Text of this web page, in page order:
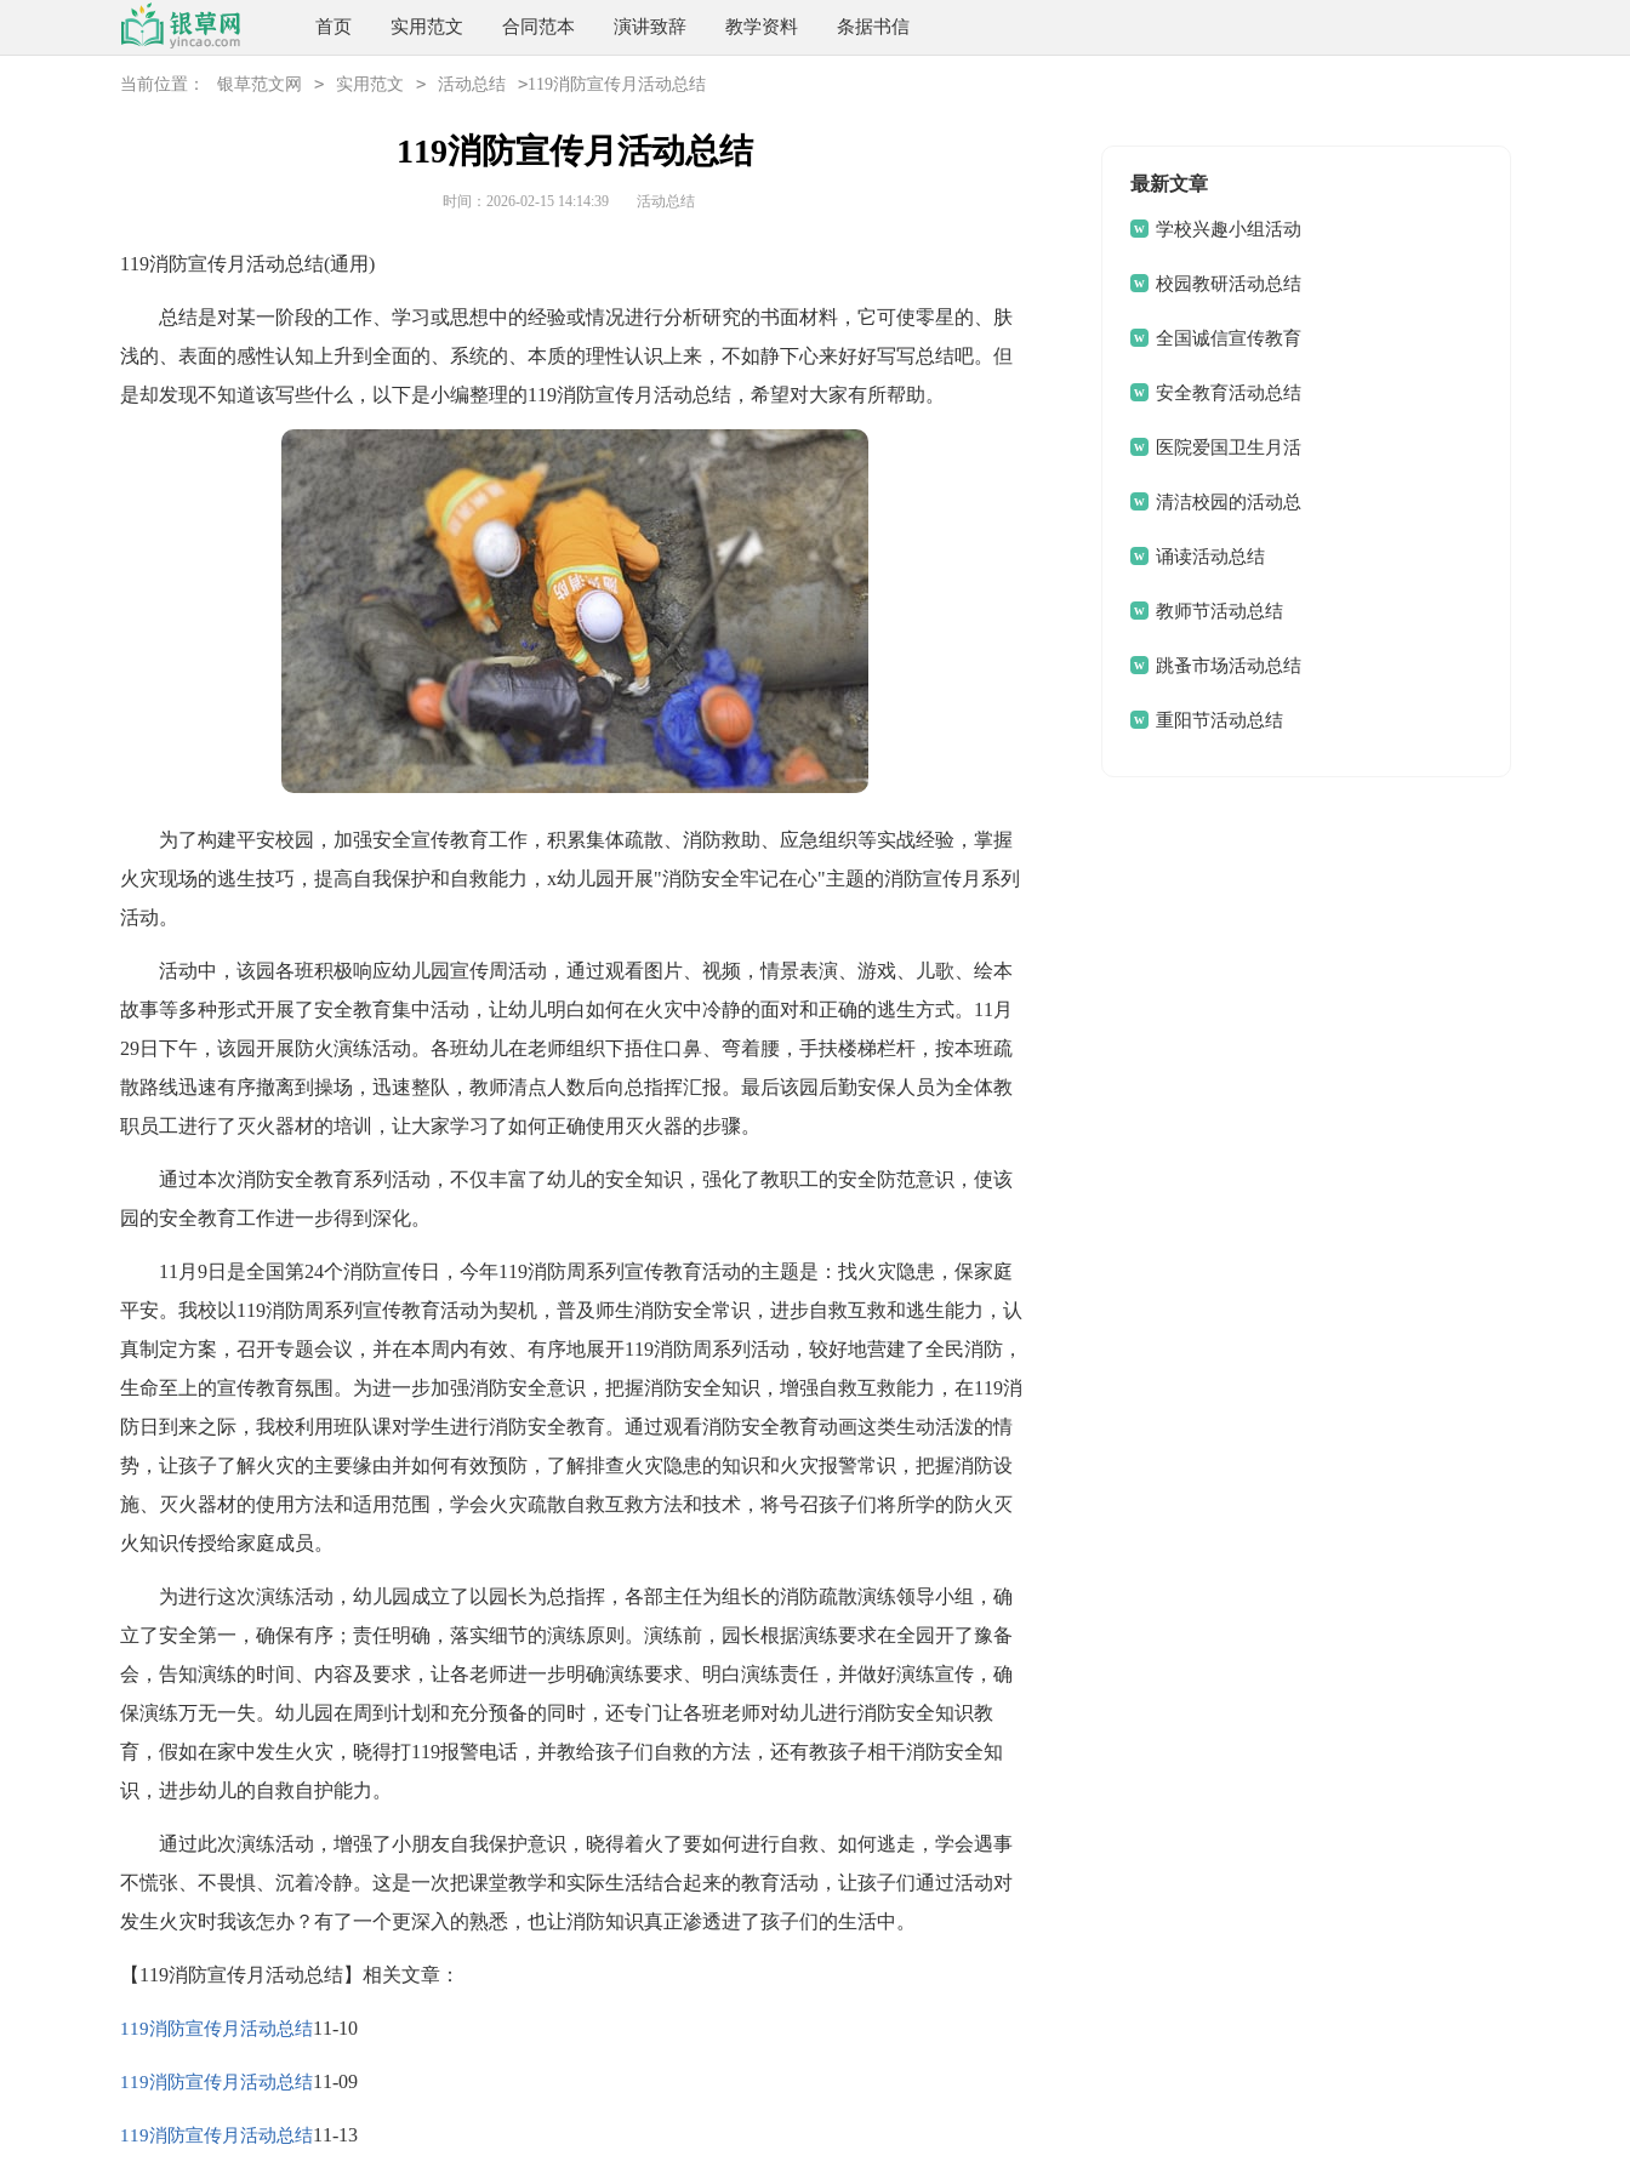
首页 实用范文 合同范本 演讲致辞 教学资料 条据书信
当前位置： 银草范文网 > 实用范文 > 活动总结 >119消防宣传月活动总结
119消防宣传月活动总结
时间：2026-02-15 14:14:39 活动总结
119消防宣传月活动总结(通用)
总结是对某一阶段的工作、学习或思想中的经验或情况进行分析研究的书面材料，它可使零星的、肤
浅的、表面的感性认知上升到全面的、系统的、本质的理性认识上来，不如静下心来好好写写总结吧。但
是却发现不知道该写些什么，以下是小编整理的119消防宣传月活动总结，希望对大家有所帮助。
为了构建平安校园，加强安全宣传教育工作，积累集体疏散、消防救助、应急组织等实战经验，掌握
火灾现场的逃生技巧，提高自我保护和自救能力，x幼儿园开展"消防安全牢记在心"主题的消防宣传月系列
活动。
活动中，该园各班积极响应幼儿园宣传周活动，通过观看图片、视频，情景表演、游戏、儿歌、绘本
故事等多种形式开展了安全教育集中活动，让幼儿明白如何在火灾中冷静的面对和正确的逃生方式。11月
29日下午，该园开展防火演练活动。各班幼儿在老师组织下捂住口鼻、弯着腰，手扶楼梯栏杆，按本班疏
散路线迅速有序撤离到操场，迅速整队，教师清点人数后向总指挥汇报。最后该园后勤安保人员为全体教
职员工进行了灭火器材的培训，让大家学习了如何正确使用灭火器的步骤。
通过本次消防安全教育系列活动，不仅丰富了幼儿的安全知识，强化了教职工的安全防范意识，使该
园的安全教育工作进一步得到深化。
11月9日是全国第24个消防宣传日，今年119消防周系列宣传教育活动的主题是：找火灾隐患，保家庭
平安。我校以119消防周系列宣传教育活动为契机，普及师生消防安全常识，进步自救互救和逃生能力，认
真制定方案，召开专题会议，并在本周内有效、有序地展开119消防周系列活动，较好地营建了全民消防，
生命至上的宣传教育氛围。为进一步加强消防安全意识，把握消防安全知识，增强自救互救能力，在119消
防日到来之际，我校利用班队课对学生进行消防安全教育。通过观看消防安全教育动画这类生动活泼的情
势，让孩子了解火灾的主要缘由并如何有效预防，了解排查火灾隐患的知识和火灾报警常识，把握消防设
施、灭火器材的使用方法和适用范围，学会火灾疏散自救互救方法和技术，将号召孩子们将所学的防火灭
火知识传授给家庭成员。
为进行这次演练活动，幼儿园成立了以园长为总指挥，各部主任为组长的消防疏散演练领导小组，确
立了安全第一，确保有序；责任明确，落实细节的演练原则。演练前，园长根据演练要求在全园开了豫备
会，告知演练的时间、内容及要求，让各老师进一步明确演练要求、明白演练责任，并做好演练宣传，确
保演练万无一失。幼儿园在周到计划和充分预备的同时，还专门让各班老师对幼儿进行消防安全知识教
育，假如在家中发生火灾，晓得打119报警电话，并教给孩子们自救的方法，还有教孩子相干消防安全知
识，进步幼儿的自救自护能力。
通过此次演练活动，增强了小朋友自我保护意识，晓得着火了要如何进行自救、如何逃走，学会遇事
不慌张、不畏惧、沉着冷静。这是一次把课堂教学和实际生活结合起来的教育活动，让孩子们通过活动对
发生火灾时我该怎办？有了一个更深入的熟悉，也让消防知识真正渗透进了孩子们的生活中。
【119消防宣传月活动总结】相关文章：
119消防宣传月活动总结11-10
119消防宣传月活动总结11-09
119消防宣传月活动总结11-13
最新文章
学校兴趣小组活动
总结校园教研活动总结
全国诚信宣传教育
活动总结
安全教育活动总结
医院爱国卫生月活
动总结清洁校园的活动总
结 诵读活动总结
教师节活动总结
跳蚤市场活动总结
重阳节活动总结